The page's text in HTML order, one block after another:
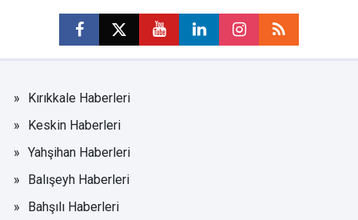
Kırıkkale Haberleri
Keskin Haberleri
Yahşihan Haberleri
Balışeyh Haberleri
Bahşılı Haberleri